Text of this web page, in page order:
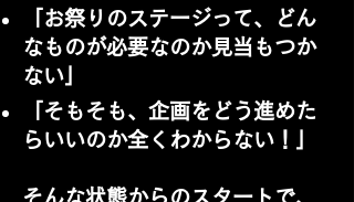
「お祭りのステージって、どん
なものが必要なのか見当もつか
ない」
「そもそも、企画をどう進めた
らいいのか全くわからない！」
そんな状態からのスタートで、